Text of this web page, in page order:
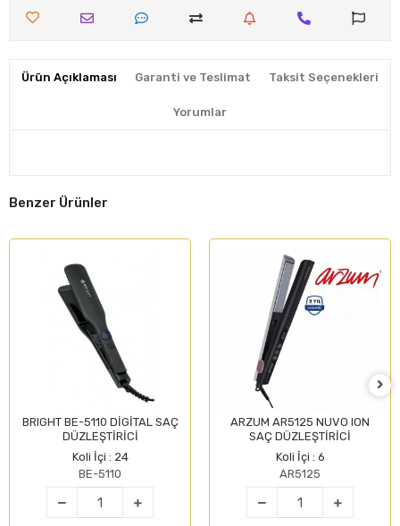
Ürün Açıklaması Garanti ve Teslimat Taksit Seçenekleri
Yorumlar
Benzer Ürünler
BRIGHT BE-5110 DİGİTAL SAÇ
DÜZLEŞTİRİCİ
Koli İçi : 24
BE-5110
ARZUM AR5125 NUVO ION
SAÇ DÜZLEŞTİRİCİ
Koli İçi : 6
AR5125